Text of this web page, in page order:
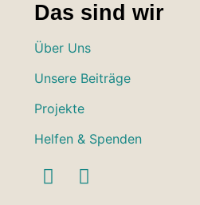
Das sind wir
Über Uns
Unsere Beiträge
Projekte
Helfen & Spenden